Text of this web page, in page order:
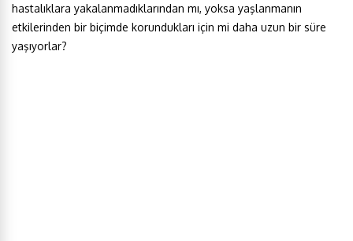
hastalıklara yakalanmadıklarından mı, yoksa yaşlanmanın
etkilerinden bir biçimde korundukları için mi daha uzun bir süre
yaşıyorlar?